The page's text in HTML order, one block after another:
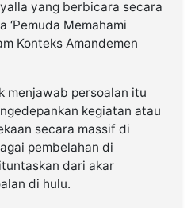
yang berbicara secara
Memahami
Konteks Amandemen
menjawab persoalan itu
kegiatan atau
secara massif di
pembelahan di
dari akar
di hulu.